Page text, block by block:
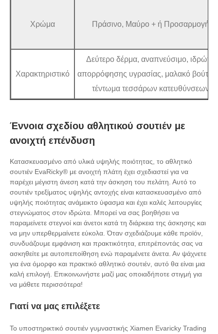
Χρώμα Πράσινο, Μαύρο + ή Προσαρμογή
Χαρακτηριστικό
Δεύτερο δέρμα, αναπνεύσιμο, ιδρώτα
απορρόφησης υγρασίας, μαλακό
τέντωμα τεσσάρων κατευθύνσεων
Έννοια σχεδίου αθλητικού σουτιέν με
ανοιχτή επένδυση
Κατασκευασμένο από υλικά υψηλής ποιότητας, το αθλητικό
σουτιέν EvaRicky® με ανοιχτή πλάτη έχει σχεδιαστεί για να
παρέχει μέγιστη άνεση κατά την άσκηση του πελάτη. Αυτό το
σουτιέν τρεξίματος υψηλής αντοχής είναι κατασκευασμένο από
υψηλής ποιότητας ανάμεικτο ύφασμα και έχει καλές λειτουργίες
στεγνώματος στον ιδρώτα. Μπορεί να σας βοηθήσει να
παραμείνετε στεγνοί και άνετοι κατά τη διάρκεια της άσκησης και
να μην υπερθερμαίνετε εύκολα. Όταν σχεδιάζουμε κάθε προϊόν,
συνδυάζουμε εμφάνιση και πρακτικότητα, επιτρέποντάς σας να
ασκηθείτε με αυτοπεποίθηση ενώ παραμένετε άνετα. Αν ψάχνετε
για ένα όμορφο και πρακτικό αθλητικό σουτιέν, αυτό θα είναι μια
καλή επιλογή. Επικοινωνήστε μαζί μας οποιαδήποτε στιγμή για
να μάθετε περισσότερα!
Γιατί να μας επιλέξετε
Το υποστηρικτικό σουτιέν γυμναστικής Xiamen Evaricky Trading